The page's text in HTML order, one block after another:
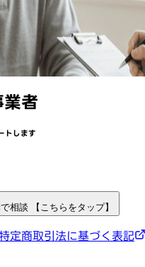
業者
トします
相談 【こちらをタップ】
定商取引法に基づく表記